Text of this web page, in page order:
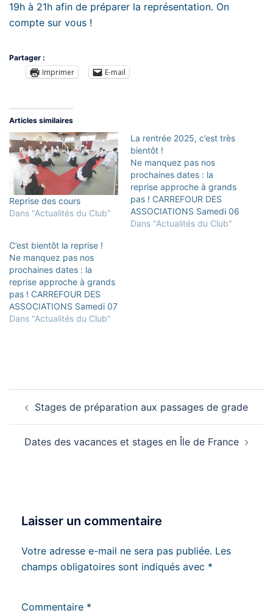
19h à 21h afin de préparer la représentation. On
compte sur vous !
Partager :
Imprimer E-mail
Articles similaires
Reprise des cours
Dans "Actualités du Club"
La rentrée 2025, c’est très
bientôt !
Ne manquez pas nos
prochaines dates : la
reprise approche à grands
pas ! CARREFOUR DES
ASSOCIATIONS Samedi 06
septembre au
Dans "Actualités du Club"
C’est bientôt la reprise !
Ne manquez pas nos
prochaines dates : la
reprise approche à grands
pas ! CARREFOUR DES
ASSOCIATIONS Samedi 07
septembre au
MARNE / BRY SUR MARNE
ADOS/ADULTES (14 ans et
plus) PERREUX/MARNE
DEBUTANTS (6ème kyu /…
Dans "Actualités du Club"
d’article
Stages de préparation aux passages de grade
Dates des vacances et stages en Île de France
Laisser un commentaire
Votre adresse e-mail ne sera pas publiée. Les
champs obligatoires sont indiqués avec *
Commentaire *